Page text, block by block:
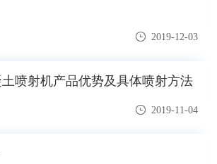
2019-12-03
喷射机产品优势及具体喷射方法
2019-11-04